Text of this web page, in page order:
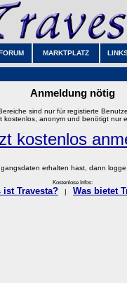
MARKTPLATZ
Anmeldung nötig
sind nur für registierte
kostenlos, anonym und benötigt nur
kostenlos
erhalten hast, dann
Kostenlose Infos:
ist Travesta? Was bietet